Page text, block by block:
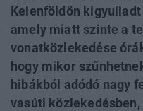
Kelenföldön
amely miatt szinte a
vonatközlekedése
hogy mikor
hibákból adódó nagy
vasúti